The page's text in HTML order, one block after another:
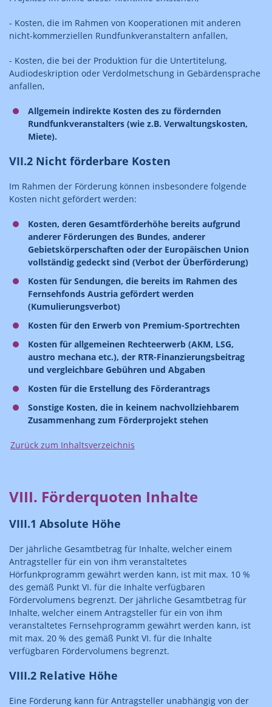
- Kosten, die im Rahmen von Kooperationen mit anderen
nicht-kommerziellen Rundfunkveranstaltern anfallen,
- Kosten, die bei der Produktion für die Untertitelung,
Audiodeskription oder Verdolmetschung in Gebärdensprache
anfallen,
Allgemein indirekte Kosten des zu fördernden
Rundfunkveranstalters (wie z.B. Verwaltungskosten,
Miete).
VII.2 Nicht förderbare Kosten
Im Rahmen der Förderung können insbesondere folgende
Kosten nicht gefördert werden:
Kosten, deren Gesamtförderhöhe bereits aufgrund
anderer Förderungen des Bundes, anderer
Gebietskörperschaften oder der Europäischen Union
vollständig gedeckt sind (Verbot der Überförderung)
Kosten für Sendungen, die bereits im Rahmen des
Fernsehfonds Austria gefördert werden
(Kumulierungsverbot)
Kosten für den Erwerb von Premium-Sportrechten
Kosten für allgemeinen Rechteerwerb (AKM, LSG,
austro mechana etc.), der RTR-Finanzierungsbeitrag
und vergleichbare Gebühren und Abgaben
Kosten für die Erstellung des Förderantrags
Sonstige Kosten, die in keinem nachvollziehbarem
Zusammenhang zum Förderprojekt stehen
Zurück zum Inhaltsverzeichnis
VIII. Förderquoten Inhalte
VIII.1 Absolute Höhe
Der jährliche Gesamtbetrag für Inhalte, welcher einem
Antragsteller für ein von ihm veranstaltetes
Hörfunkprogramm gewährt werden kann, ist mit max. 10 %
des gemäß Punkt VI. für die Inhalte verfügbaren
Fördervolumens begrenzt. Der jährliche Gesamtbetrag für
Inhalte, welcher einem Antragsteller für ein von ihm
veranstaltetes Fernsehprogramm gewährt werden kann, ist
mit max. 20 % des gemäß Punkt VI. für die Inhalte
verfügbaren Fördervolumens begrenzt.
VIII.2 Relative Höhe
Eine Förderung kann für Antragsteller unabhängig von der